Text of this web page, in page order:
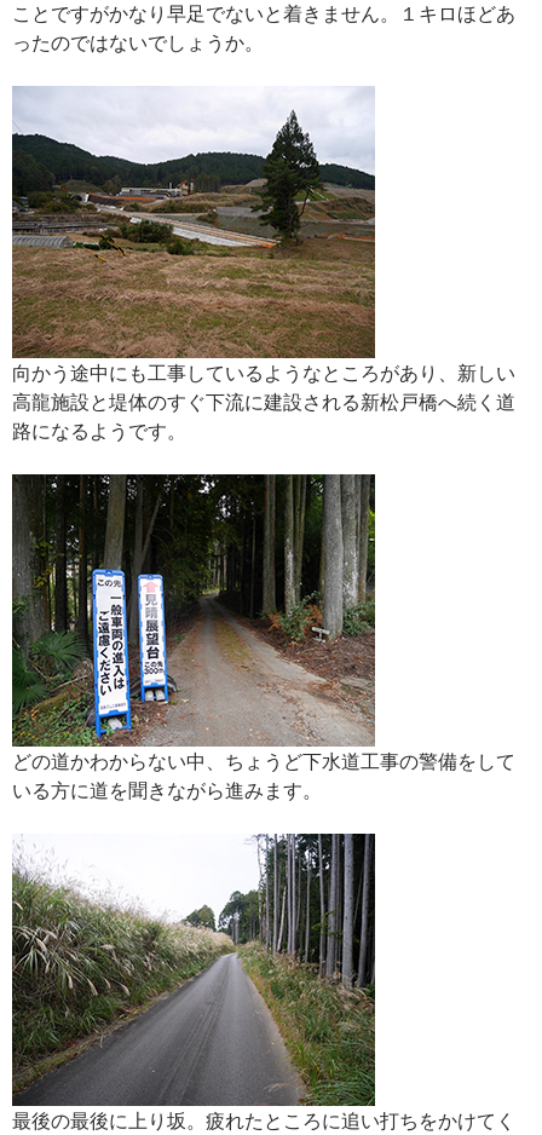
ことですがかなり早足でないと着きません。１キロほどあ
ったのではないでしょうか。
向かう途中にも工事しているようなところがあり、新しい
高龍施設と堤体のすぐ下流に建設される新松戸橋へ続く道
路になるようです。
どの道かわからない中、ちょうど下水道工事の警備をして
いる方に道を聞きながら進みます。
最後の最後に上り坂。疲れたところに追い打ちをかけてく